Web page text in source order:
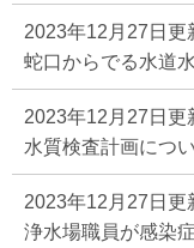
2023年12月27日更
蛇口からでる水道
2023年12月27日更
水質検査計画につ
2023年12月27日更
浄水場職員が感染